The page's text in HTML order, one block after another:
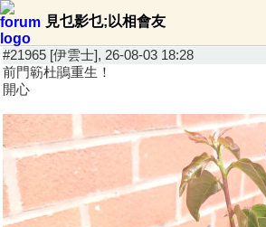
見乜影乜;以相會友
#21965 [伊雲士], 26-08-03 18:28
前門簕杜鵑重生！
開心